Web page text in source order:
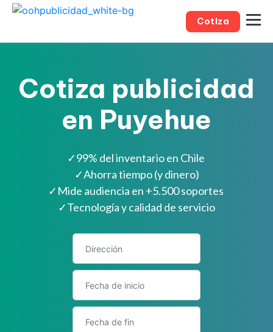
Cotiza
Cotiza publicidad
en Puyehue
✓99% del inventario en Chile
✓Ahorra tiempo (y dinero)
✓ Mide audiencia en +5.500 soportes
✓Tecnología y calidad de servicio